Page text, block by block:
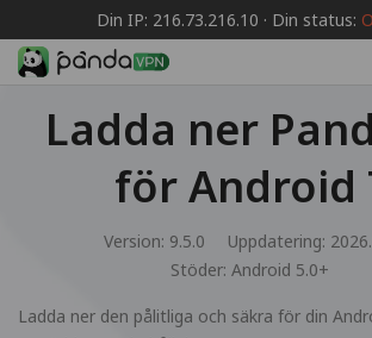
Din IP: 216.73.216.10 · Din status:
Ladda ner
för Android
Version: 9.5.0
Uppdatering:
Stöder: Android 5.0+
Ladda ner den pålitliga och säkra för din